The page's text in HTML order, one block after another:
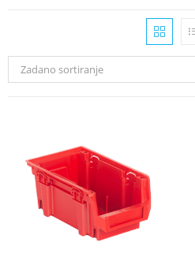
Zadano sortiranje